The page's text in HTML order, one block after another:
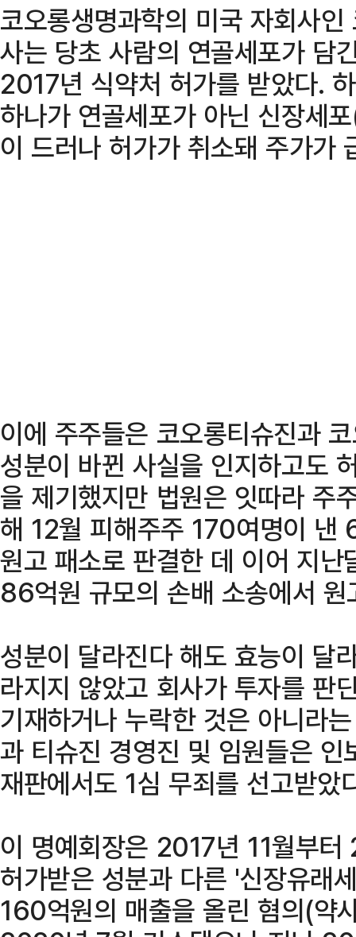
코오롱생명과학의 미국 자회사
사는 당초 사람의 연골세포가 담
2017년 식약처 허가를 받았다.
하나가 연골세포가 아닌 신장세
이 드러나 허가가 취소돼 주가가
이에 주주들은 코오롱티슈진과
성분이 바뀐 사실을 인지하고도
을 제기했지만 법원은 잇따라 주
해 12월 피해주주 170여명이 낸
원고 패소로 판결한 데 이어 지
86억원 규모의 손배 소송에서 원
성분이 달라진다 해도 효능이 달
라지지 않았고 회사가 투자를 판
기재하거나 누락한 것은 아니라
과 티슈진 경영진 및 임원들은
재판에서도 1심 무죄를 선고받았
이 명예회장은 2017년 11월부
허가받은 성분과 다른 '신장유래
160억원의 매출을 올린 혐의(약